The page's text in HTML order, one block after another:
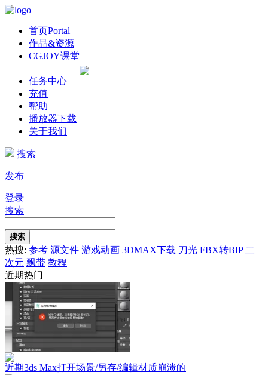
首页Portal
作品&资源
CGJOY课堂
任务中心
充值
帮助
播放器下载
关于我们
搜索
发布
登录
搜索
搜索
热搜: 参考 源文件 游戏动画 3DMAX下载 刀光 FBX转BIP 二
次元 飘带 教程
近期热门
近期3ds Max打开场景/另存/编辑材质崩溃的